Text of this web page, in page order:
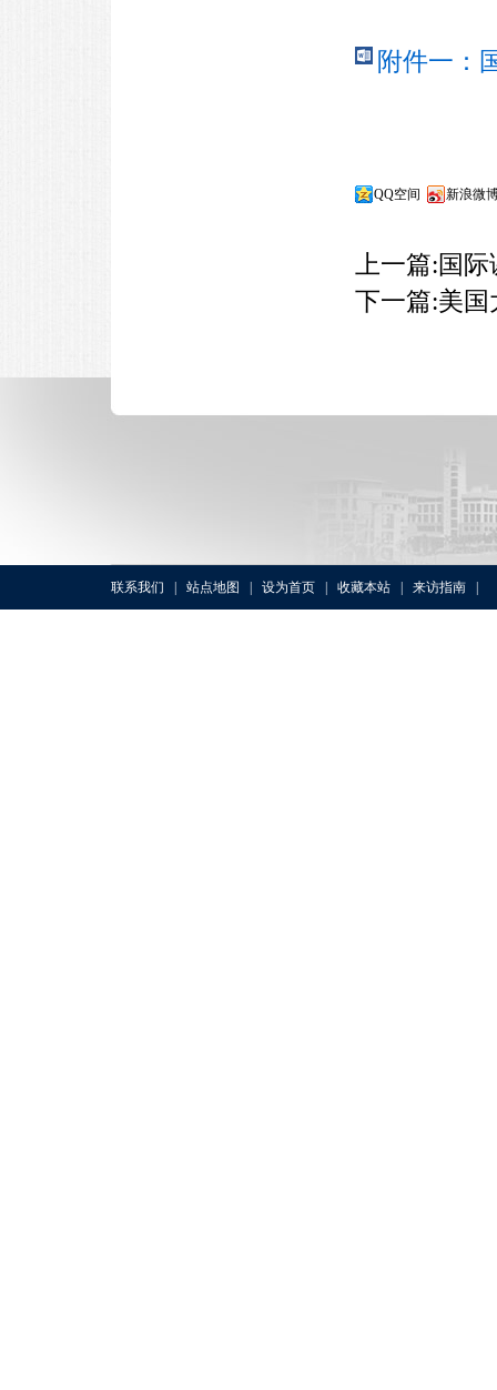
附件一：
QQ空间 新浪微
上一篇:国
下一篇:美国
联系我们 站点地图 设为首页 收藏本站 来访指南